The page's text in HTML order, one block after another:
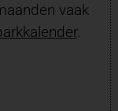
vaak
.